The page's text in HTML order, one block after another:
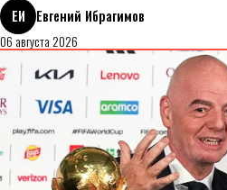
ЕИ
Евгений Ибрагимов
06 августа 2026